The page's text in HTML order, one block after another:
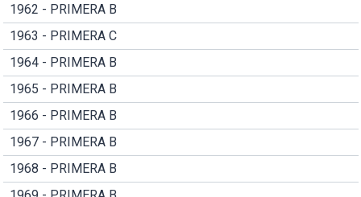
1962 - PRIMERA B
1963 - PRIMERA C
1964 - PRIMERA B
1965 - PRIMERA B
1966 - PRIMERA B
1967 - PRIMERA B
1968 - PRIMERA B